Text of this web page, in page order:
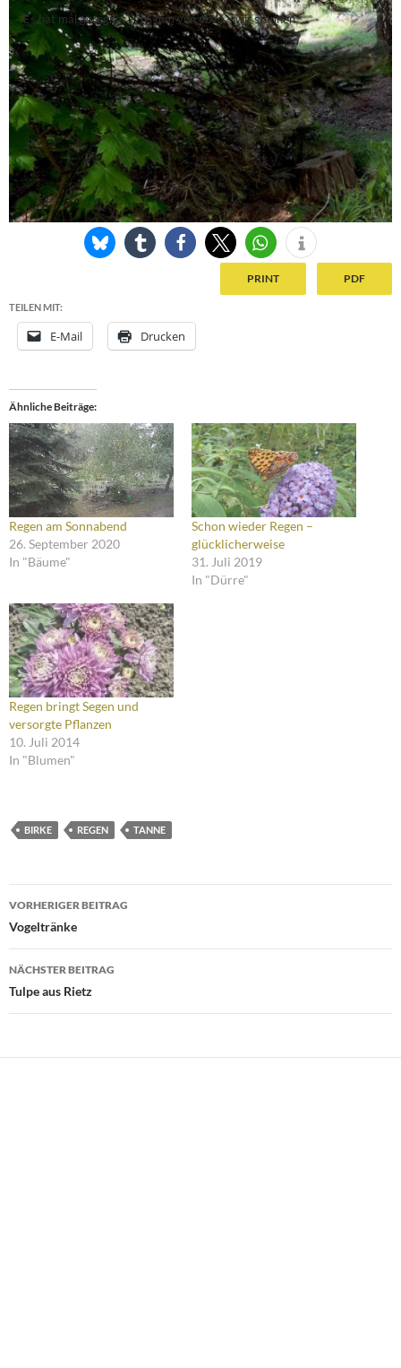
Es hat mal geregnet – 16 mm von oben – wir staunen
PRINT PDF
TEILEN MIT:
E-Mail Drucken
Ähnliche Beiträge
Regen am Sonnabend
26. September 2020
In "Bäume"
Schon wieder Regen –
glücklicherweise
31. Juli 2019
In "Dürre"
Regen bringt Segen und
versorgte Pflanzen
10. Juli 2014
In "Blumen"
BIRKE REGEN TANNE
Beitragsnavigation
VORHERIGER BEITRAG
Vogeltränke
NÄCHSTER BEITRAG
Tulpe aus Rietz